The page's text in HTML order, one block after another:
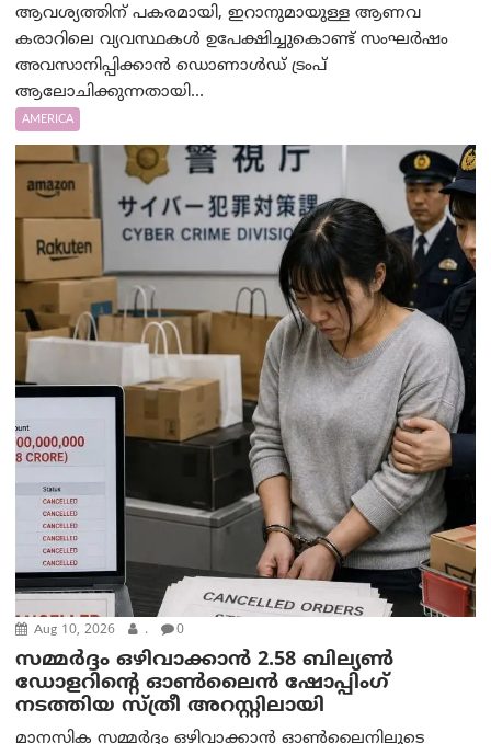
ആവശ്യത്തിന് പകരമായി, ഇറാനുമായുള്ള ആണവ
കരാറിലെ വ്യവസ്ഥകൾ ഉപേക്ഷിച്ചുകൊണ്ട് സംഘർഷം
അവസാനിപ്പിക്കാൻ ഡൊണാൾഡ് ട്രംപ്
ആലോചിക്കുന്നതായി...
AMERICA
Aug 10, 2026 . 0
സമ്മര്‍ദ്ദം ഒഴിവാക്കാന്‍ 2.58 ബില്യൺ
ഡോളറിന്റെ ഓണ്‍ലൈന്‍ ഷോപ്പിംഗ്
നടത്തിയ സ്ത്രീ അറസ്റ്റിലായി
മാനസിക സമ്മര്‍ദ്ദം ഒഴിവാക്കാന്‍ ഓണ്‍ലൈനിലൂടെ